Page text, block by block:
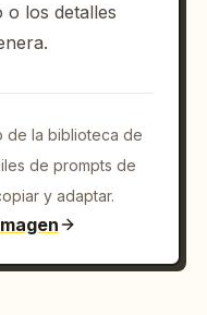
o los detalles
de la biblioteca de
de prompts de
y adaptar.